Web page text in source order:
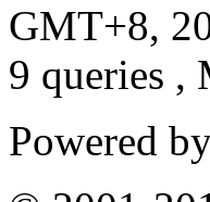
GMT+8,
9 queries ,
Powered